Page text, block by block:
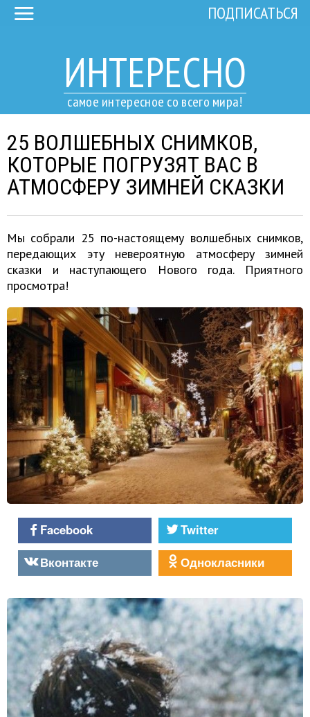
ИНТЕРЕСНО
самое интересное со всего мира!
ПОДПИСАТЬСЯ
25 ВОЛШЕБНЫХ СНИМКОВ,
КОТОРЫЕ ПОГРУЗЯТ ВАС В
АТМОСФЕРУ ЗИМНЕЙ СКАЗКИ
Мы собрали 25 по-настоящему волшебных снимков,
передающих эту невероятную атмосферу зимней
сказки и наступающего Нового года. Приятного
просмотра!
Facebook
Twitter
Вконтакте
Однокласники